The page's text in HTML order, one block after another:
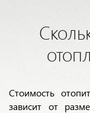
Стоимость
зависит от